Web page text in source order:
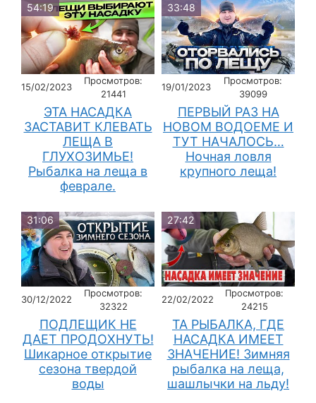
54:19
15/02/2023
Просмотров:
21441
ЭТА НАСАДКА
ЗАСТАВИТ КЛЕВАТЬ
ЛЕЩА В
ГЛУХОЗИМЬЕ!
Рыбалка на леща в
феврале.
33:48
19/01/2023
Просмотров:
39099
ПЕРВЫЙ РАЗ НА
НОВОМ ВОДОЕМЕ И
ТУТ НАЧАЛОСЬ…
Ночная ловля
крупного леща!
31:06
30/12/2022
Просмотров:
32322
ПОДЛЕЩИК НЕ
ДАЕТ ПРОДОХНУТЬ!
Шикарное открытие
сезона твердой
воды
27:42
22/02/2022
Просмотров:
24215
ТА РЫБАЛКА, ГДЕ
НАСАДКА ИМЕЕТ
ЗНАЧЕНИЕ! Зимняя
рыбалка на леща,
шашлычки на льду!